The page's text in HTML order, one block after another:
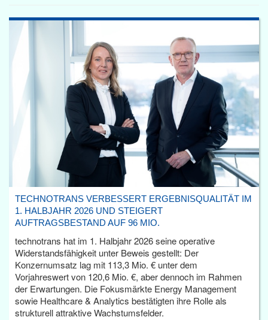
TECHNOTRANS VERBESSERT ERGEBNISQUALITÄT IM
1. HALBJAHR 2026 UND STEIGERT
AUFTRAGSBESTAND AUF 96 MIO.
technotrans hat im 1. Halbjahr 2026 seine operative
Widerstandsfähigkeit unter Beweis gestellt: Der
Konzernumsatz lag mit 113,3 Mio. € unter dem
Vorjahreswert von 120,6 Mio. €, aber dennoch im Rahmen
der Erwartungen. Die Fokusmärkte Energy Management
sowie Healthcare & Analytics bestätigten ihre Rolle als
strukturell attraktive Wachstumsfelder.